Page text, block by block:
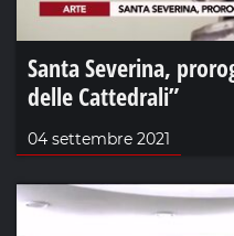
Santa Severina,
delle Cattedrali”
04 settembre 2021